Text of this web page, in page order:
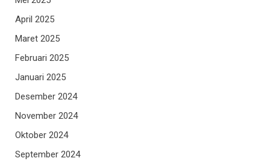
April 2025
Maret 2025
Februari 2025
Januari 2025
Desember 2024
November 2024
Oktober 2024
September 2024